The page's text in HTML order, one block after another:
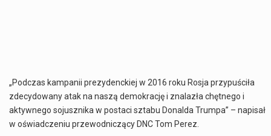
„Podczas kampanii prezydenckiej w 2016 roku Rosja przypuściła
zdecydowany atak na naszą demokrację i znalazła chętnego i
aktywnego sojusznika w postaci sztabu Donalda Trumpa” – napisał
w oświadczeniu przewodniczący DNC Tom Perez.